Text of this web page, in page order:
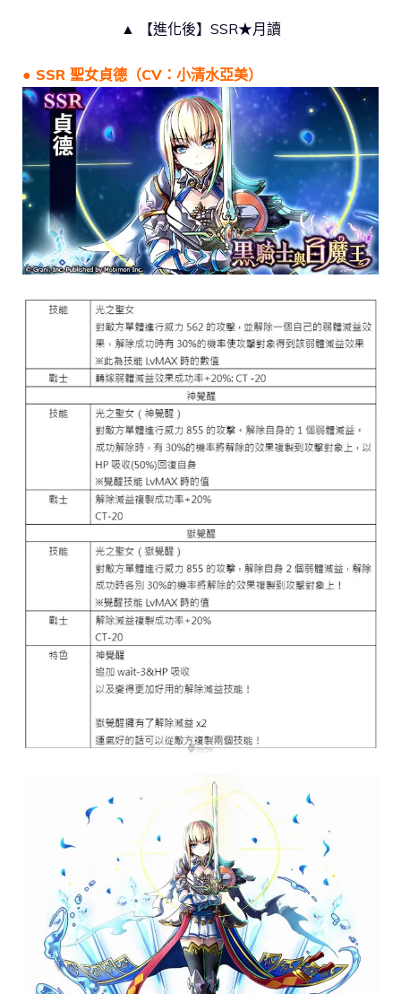
▲ 【進化後】SSR★月讀
● SSR 聖女貞德（CV：小清水亞美）